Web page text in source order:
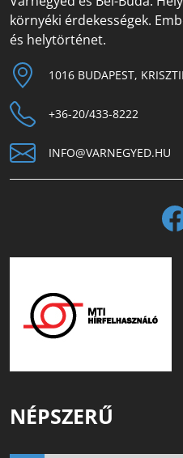
környéki érdekességek.
és helytörténet.
1016 BUDAPEST,
+36-20/433-8222
INFO@VARNEGYED.HU
NÉPSZERŰ